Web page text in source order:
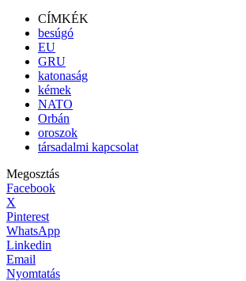
CÍMKÉK
besúgó
EU
GRU
katonaság
kémek
NATO
Orbán
oroszok
társadalmi kapcsolat
Megosztás
Facebook
X
Pinterest
WhatsApp
Linkedin
Email
Nyomtatás